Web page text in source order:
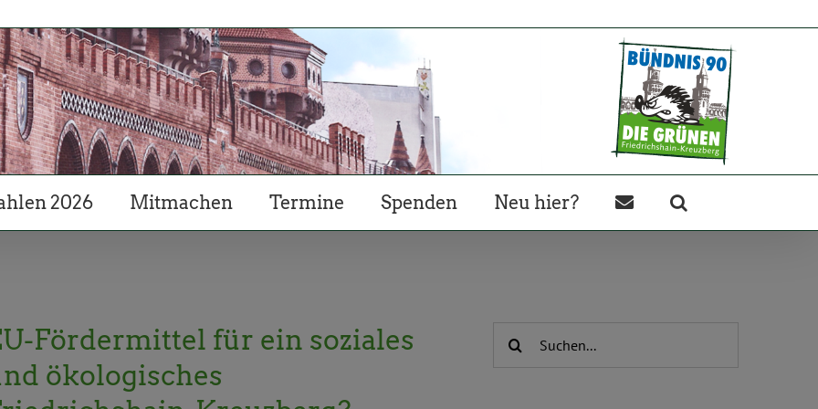
2026 Mitmachen Termine Spenden Neu hier?
Fördermittel für ein soziales
ökologisches
Suche